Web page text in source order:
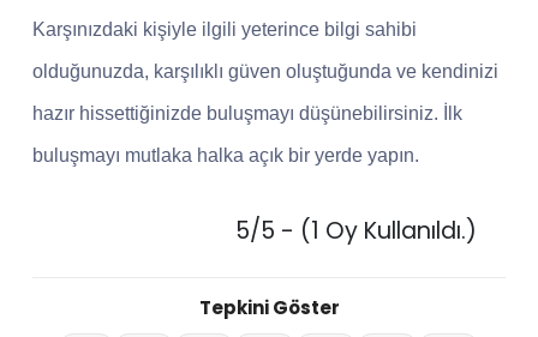
Karşınızdaki kişiyle ilgili yeterince bilgi sahibi
olduğunuzda, karşılıklı güven oluştuğunda ve kendinizi
hazır hissettiğinizde buluşmayı düşünebilirsiniz. İlk
buluşmayı mutlaka halka açık bir yerde yapın.
5/5 - (1 Oy Kullanıldı.)
Tepkini Göster